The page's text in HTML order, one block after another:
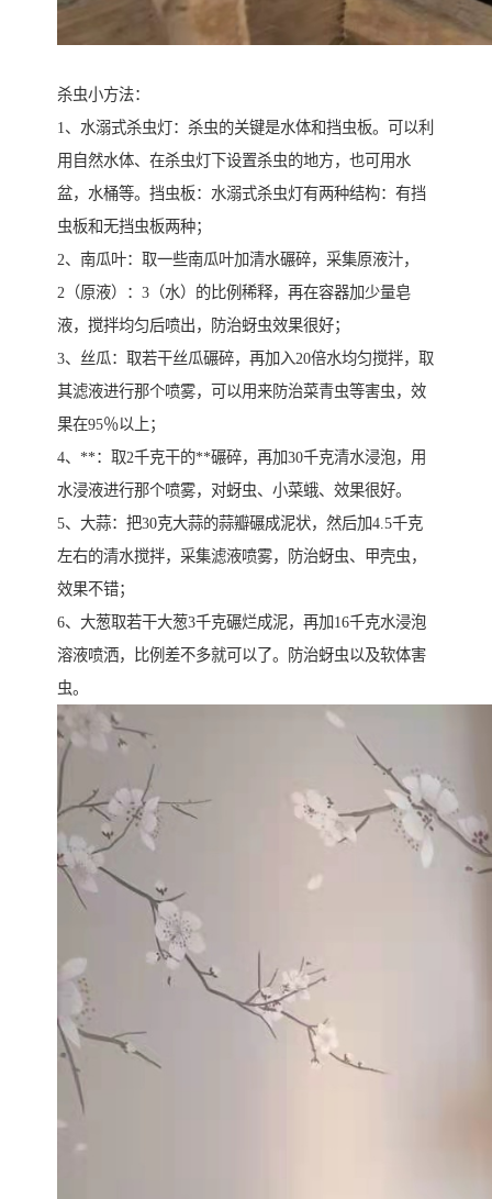
杀虫小方法：
1、水溺式杀虫灯：杀虫的关键是水体和挡虫板。可以利
用自然水体、在杀虫灯下设置杀虫的地方，也可用水
盆，水桶等。挡虫板：水溺式杀虫灯有两种结构：有挡
虫板和无挡虫板两种；
2、南瓜叶：取一些南瓜叶加清水碾碎，采集原液汁，
2（原液）：3（水）的比例稀释，再在容器加少量皂
液，搅拌均匀后喷出，防治蚜虫效果很好；
3、丝瓜：取若干丝瓜碾碎，再加入20倍水均匀搅拌，取
其滤液进行那个喷雾，可以用来防治菜青虫等害虫，效
果在95％以上；
4、**：取2千克干的**碾碎，再加30千克清水浸泡，用
水浸液进行那个喷雾，对蚜虫、小菜蛾、效果很好。
5、大蒜：把30克大蒜的蒜瓣碾成泥状，然后加4.5千克
左右的清水搅拌，采集滤液喷雾，防治蚜虫、甲壳虫，
效果不错；
6、大葱取若干大葱3千克碾烂成泥，再加16千克水浸泡
溶液喷洒，比例差不多就可以了。防治蚜虫以及软体害
虫。